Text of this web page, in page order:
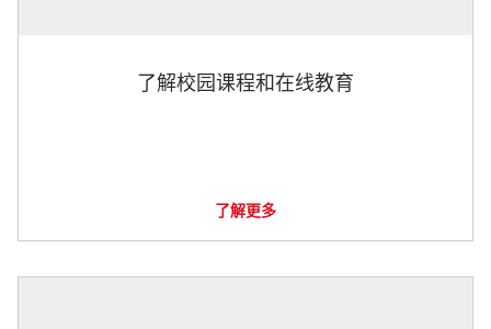
了解校园课程和在线教育
了解更多